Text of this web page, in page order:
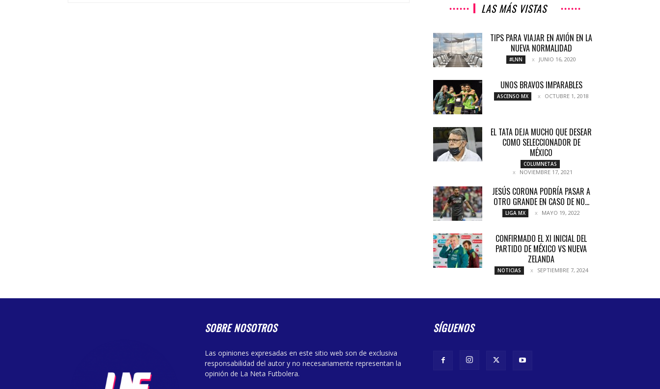
LAS MÁS VISTAS
TIPS PARA VIAJAR EN AVIÓN EN LA
NUEVA NORMALIDAD
#LNN JUNIO 16, 2020
UNOS BRAVOS IMPARABLES
ASCENSO MX OCTUBRE 1, 2018
EL TATA DEJA MUCHO QUE DESEAR
COMO SELECCIONADOR DE
MÉXICO
COLUMNETAS
NOVIEMBRE 17, 2021
JESÚS CORONA PODRÍA PASAR A
OTRO GRANDE EN CASO DE NO...
LIGA MX MAYO 19, 2022
CONFIRMADO EL XI INICIAL DEL
PARTIDO DE MÉXICO VS NUEVA
ZELANDA
NOTICIAS SEPTIEMBRE 7, 2024
SOBRE NOSOTROS
Las opiniones expresadas en este sitio web son de exclusiva
responsabilidad del autor y no necesariamente representan la
opinión de La Neta Futbolera.
SÍGUENOS